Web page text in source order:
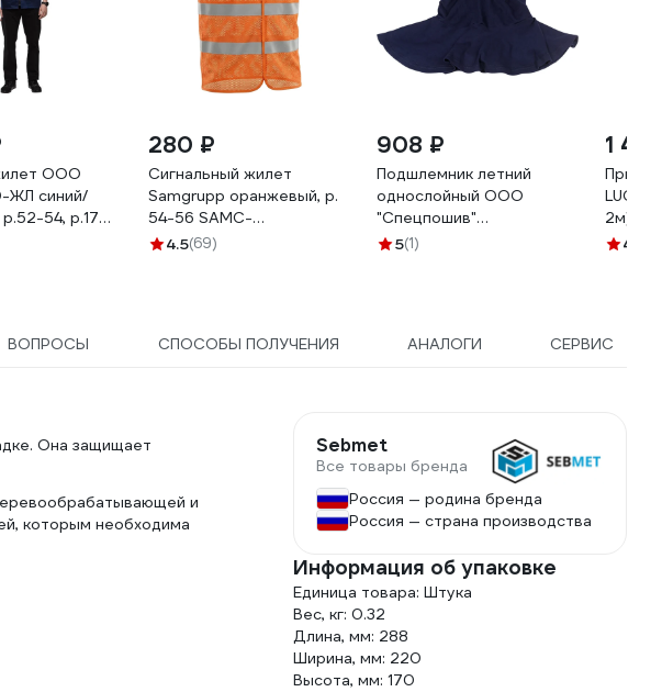
ООО
ЖЛ синий/
54, р.170-
280 ₽
Сигнальный жилет
Samgrupp оранжевый, р.
54-56 SAMC-
022200002
4.5(69)
908 ₽
Подшлемник летний
однослойный OOO
"Спецпошив"
термостойкий, трикотаж
5(1)
1
LUCH
2м)
4.5
ВОПРОСЫ СПОСОБЫ ПОЛУЧЕНИЯ АНАЛОГИ СЕРВИС
Она защищает
и
которым необходима
Sebmet
Все товары бренда
Россия — родина бренда
Россия — страна производства
Информация об упаковке
Единица товара: Штука
Вес, кг: 0.32
Длина, мм: 288
Ширина, мм: 220
Высота, мм: 170